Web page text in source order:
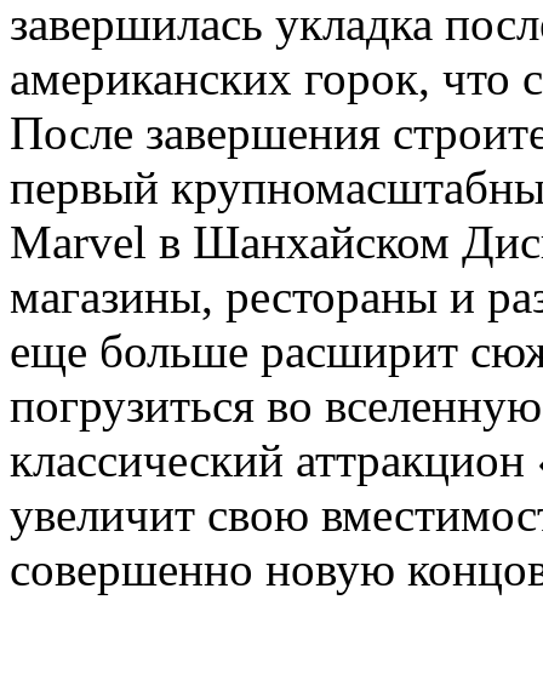
завершилась укладка
американских горок, что
После завершения
первый
Marvel в Шанхайском
магазины, рестораны и
еще больше расширит
погрузиться во
классический
увеличит свою
совершенно новую